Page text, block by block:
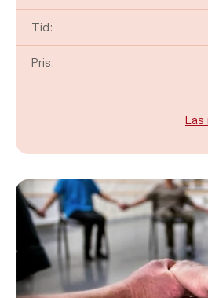
Tid:
Pris:
Läs